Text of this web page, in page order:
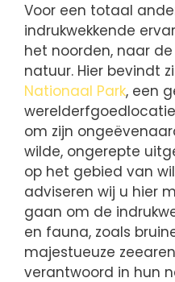
Voor een totaal
indrukwekkende
het noorden, naar
natuur. Hier bevindt
Nationaal Park, een
om zijn
wilde, ongerepte
op het gebied van
adviseren wij u hier
gaan om de
en fauna, zoals
majestueuze
verantwoord in hun